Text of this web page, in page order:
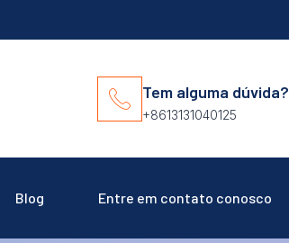
Tem alguma dúvida?
+8613131040125
Blog Entre em contato conosco